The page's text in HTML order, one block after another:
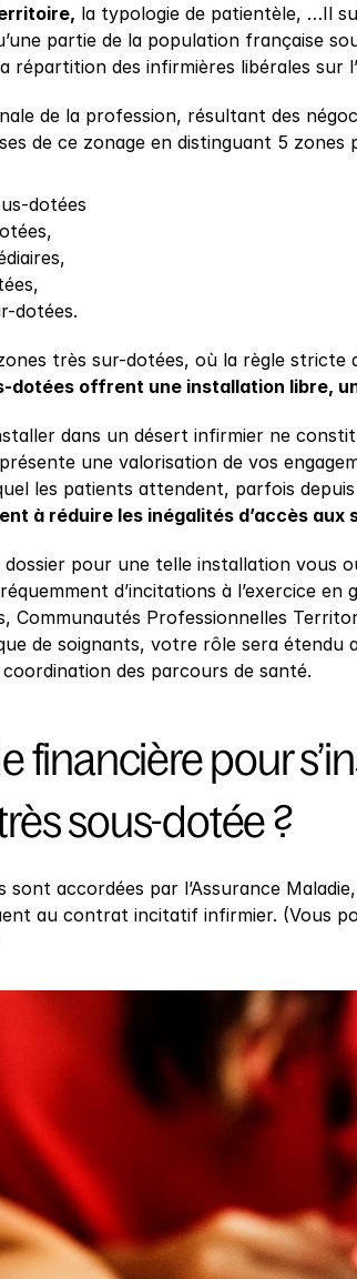
la typologie de patientèle, …Il
partie de la population française
répartition des infirmières libérales sur
de la profession, résultant des
de ce zonage en distinguant 5
dotées
dotées.
très sur-dotées, où la règle stricte
dotées offrent une installation libre,
dans un désert infirmier ne
une valorisation de vos
les patients attendent, parfois depuis
à réduire les inégalités d’accès aux
pour une telle installation vous
d’incitations à l’exercice en
Communautés Professionnelles
de soignants, votre rôle sera
des parcours de santé.
financière pour
sous-dotée ?
sont accordées par l’Assurance
au contrat incitatif infirmier. (Vous